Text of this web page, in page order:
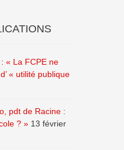
« La FCPE ne
« utilité publique
pdt de Racine :
? » 13 février